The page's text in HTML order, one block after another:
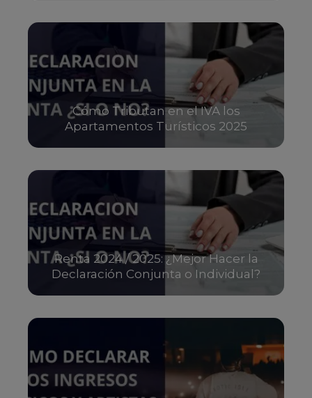
Cómo Tributan en el IVA los
Apartamentos Turísticos 2025
Renta 2024 / 2025: ¿Mejor Hacer la
Declaración Conjunta o Individual?